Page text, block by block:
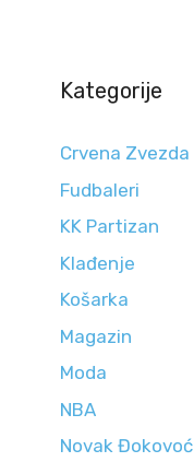
Kategorije
Crvena Zvezda
Fudbaleri
KK Partizan
Klađenje
Košarka
Magazin
Moda
NBA
Novak Đokovoć